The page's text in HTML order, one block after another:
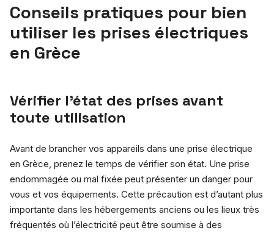
Conseils pratiques pour bien
utiliser les prises électriques
en Grèce
Vérifier l’état des prises avant
toute utilisation
Avant de brancher vos appareils dans une prise électrique
en Grèce, prenez le temps de vérifier son état. Une prise
endommagée ou mal fixée peut présenter un danger pour
vous et vos équipements. Cette précaution est d’autant plus
importante dans les hébergements anciens ou les lieux très
fréquentés où l’électricité peut être soumise à des